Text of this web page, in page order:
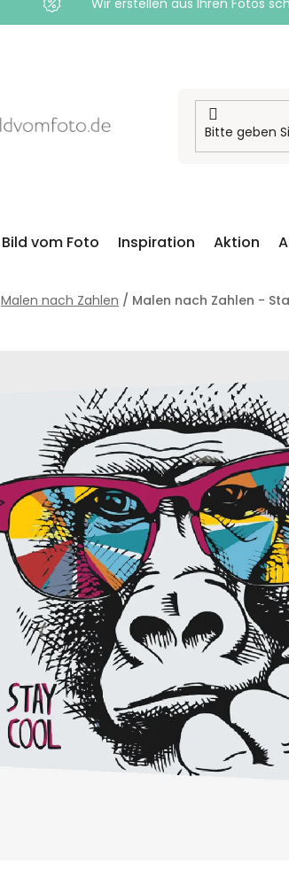
Wir erstellen aus Ihren Fotos
Bild vom Foto Inspiration Aktion
Malen nach Zahlen / Malen nach Zahlen -